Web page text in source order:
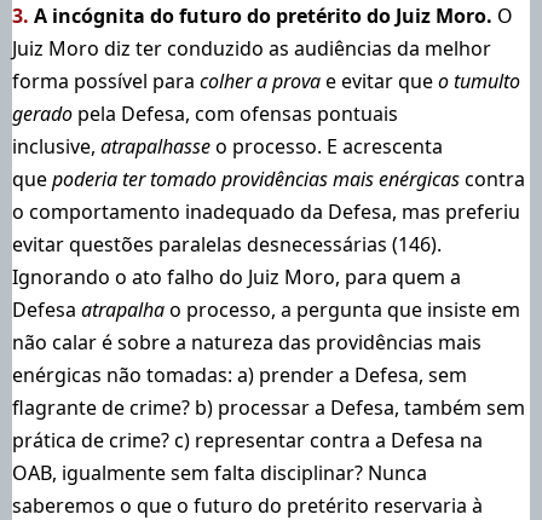
3. A incógnita do futuro do pretérito do Juiz Moro. O
Juiz Moro diz ter conduzido as audiências da melhor
forma possível para colher a provae evitar queo tumulto
gerado pela Defesa, com ofensas pontuais
inclusive, atrapalhasseo processo. E acrescenta
quepoderiater tomadoprovidências mais enérgicascontra
o comportamento inadequado da Defesa, mas preferiu
evitar questões paralelas desnecessárias (146).
Ignorando o ato falho do Juiz Moro, para quem a
Defesa atrapalhao processo, a pergunta que insiste em
não calar é sobre a natureza das providências mais
enérgicas não tomadas: a) prender a Defesa, sem
flagrante de crime? b) processar a Defesa, também sem
prática de crime? c) representar contra a Defesa na
OAB, igualmente sem falta disciplinar? Nunca
saberemos o que o futuro do pretérito reservaria à